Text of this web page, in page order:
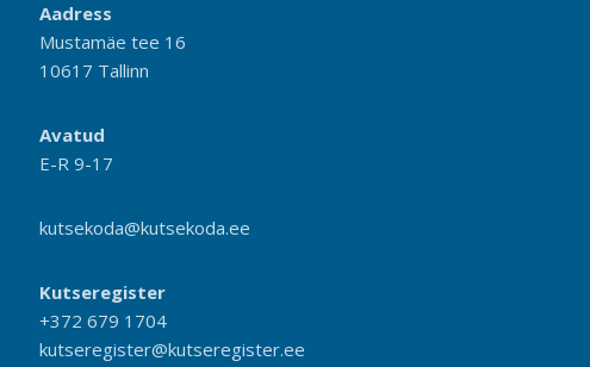
Aadress
Mustamäe tee 16
10617 Tallinn
Avatud
E-R 9-17
kutsekoda@kutsekoda.ee
Kutseregister
+372 679 1704
kutseregister@kutseregister.ee